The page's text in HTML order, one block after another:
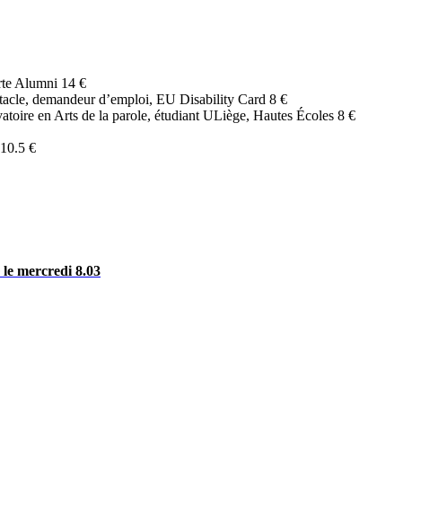
Alumni 14 €
demandeur d’emploi, EU Disability Card 8 €
en Arts de la parole, étudiant ULiège, Hautes Écoles 8 €
10.5 €
le mercredi 8.03